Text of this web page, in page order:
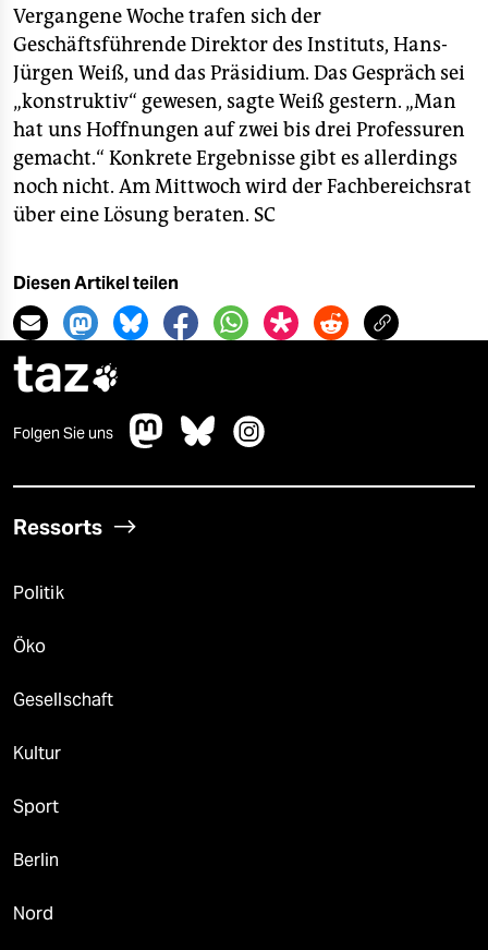
unterstützen
abo
genossenschaft
epaper login
Vergangene Woche trafen sich der
Geschäftsführende Direktor des Instituts, Hans-
Jürgen Weiß, und das Präsidium. Das Gespräch sei
„konstruktiv“ gewesen, sagte Weiß gestern. „Man
hat uns Hoffnungen auf zwei bis drei Professuren
gemacht.“ Konkrete Ergebnisse gibt es allerdings
noch nicht. Am Mittwoch wird der Fachbereichsrat
über eine Lösung beraten. SC
Diesen Artikel teilen
taz
Folgen Sie uns
Ressorts
Politik
Öko
Gesellschaft
Kultur
Sport
Berlin
Nord